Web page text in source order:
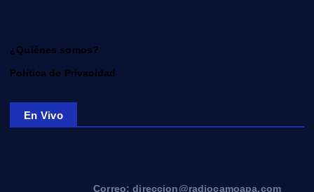
¿Quiénes somos?
Política de Privacidad
En Vivo
Correo: direccion@radiocamoapa.com